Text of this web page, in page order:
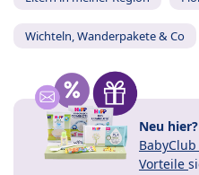
Wichteln, Wanderpakete & Co
Neu hier?
Vorteile